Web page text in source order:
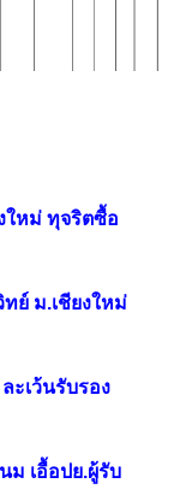
ใหม่ ทุจริตซื้อ
ย์ ม.เชียงใหม่
ะเว้นรับรอง
ม เอื้อปย.ผู้รับ